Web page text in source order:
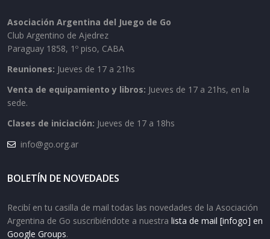
Asociación Argentina del Juego de Go
Club Argentino de Ajedrez
Paraguay 1858, 1º piso, CABA
Reuniones: Jueves de 17 a 21hs
Venta de equipamiento y libros: Jueves de 17 a 21hs, en la
sede.
Clases de iniciación: Jueves de 17 a 18hs
info@go.org.ar
BOLETÍN DE NOVEDADES
Recibí en tu casilla de mail todas las novedades de la Asociación
Argentina de Go suscribiéndote a nuestra lista de mail [infogo] en
Google Groups.